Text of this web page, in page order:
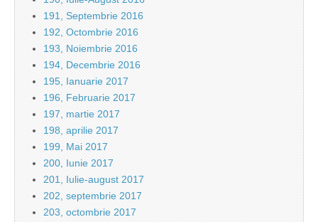
191, Septembrie 2016
192, Octombrie 2016
193, Noiembrie 2016
194, Decembrie 2016
195, Ianuarie 2017
196, Februarie 2017
197, martie 2017
198, aprilie 2017
199, Mai 2017
200, Iunie 2017
201, Iulie-august 2017
202, septembrie 2017
203, octombrie 2017